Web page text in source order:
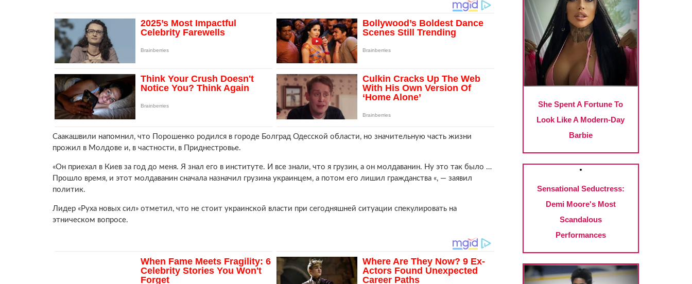
Саакашвили напомнил, что Порошенко родился в городе Болград Одесской области, но значительную часть жизни
прожил в Молдове и, в частности, в Приднестровье.
«Он приехал в Киев за год до меня. Я знал его в институте. И все знали, что я грузин, а он молдаванин. Ну это так было …
Прошло время, и этот молдаванин сначала назначил грузина украинцем, а потом его лишил гражданства «, — заявил
политик.
Лидер «Руха новых сил» отметил, что не стоит украинской власти при сегодняшней ситуации спекулировать на
этническом вопросе.